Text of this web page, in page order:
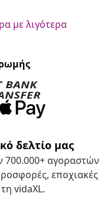
με λιγότερα
δελτίο μας
700.000+ αγοραστών
εποχιακές
vidaXL.